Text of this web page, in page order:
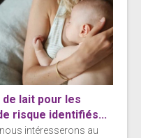
de lait pour les
risque identifiés...
intéresserons au